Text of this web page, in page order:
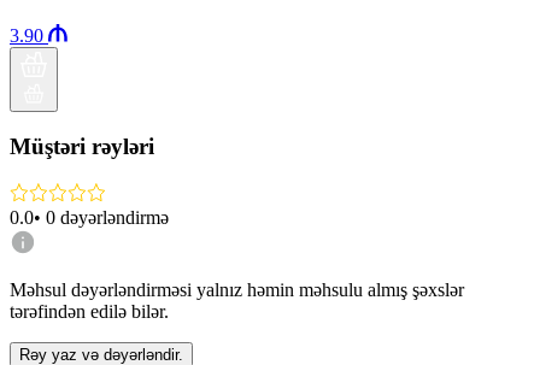
3.90
Müştəri rəyləri
0.0• 0 dəyərləndirmə
Məhsul dəyərləndirməsi yalnız həmin məhsulu almış şəxslər
tərəfindən edilə bilər.
Rəy yaz və dəyərləndir.